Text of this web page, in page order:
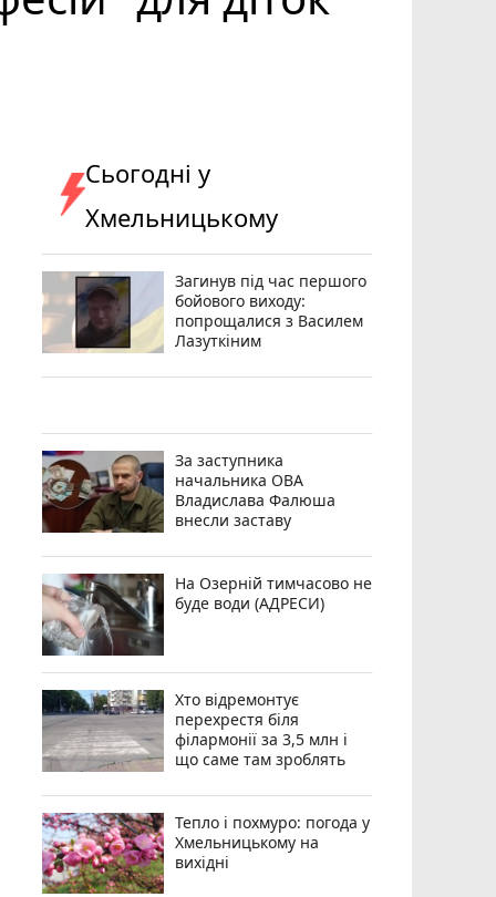
Сьогодні у
Хмельницькому
Загинув під час першого
бойового виходу:
попрощалися з Василем
Лазуткіним
За заступника
начальника ОВА
Владислава Фалюша
внесли заставу
На Озерній тимчасово не
буде води (АДРЕСИ)
Хто відремонтує
перехрестя біля
філармонії за 3,5 млн і
що саме там зроблять
Тепло і похмуро: погода у
Хмельницькому на
вихідні